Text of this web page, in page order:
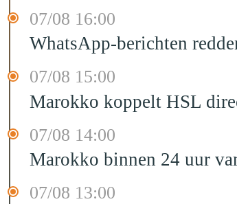
07/08 16:00
WhatsApp-berichten
07/08 15:00
Marokko koppelt HSL
07/08 14:00
Marokko binnen 24 uur
07/08 13:00